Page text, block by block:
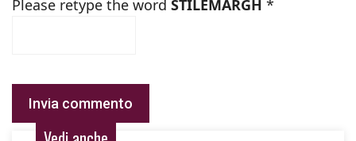
Please retype the word STILEMARGH *